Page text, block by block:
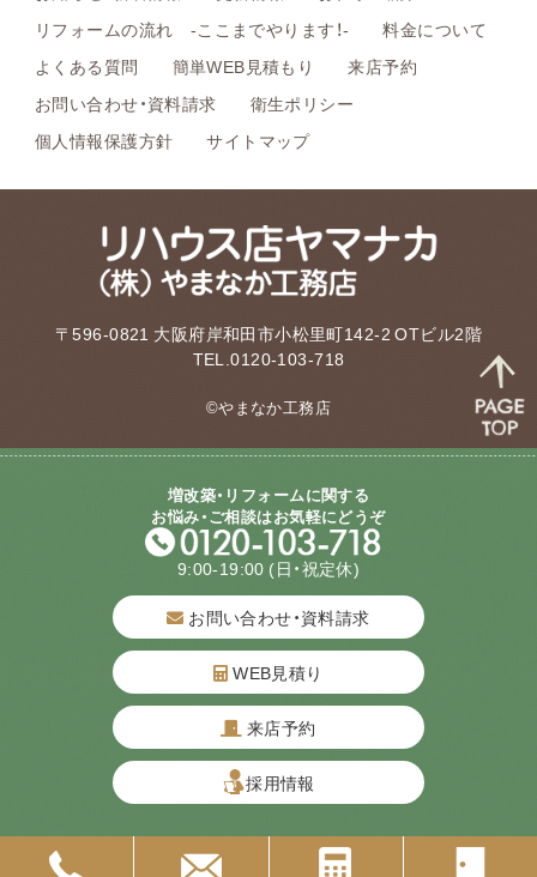
リフォームの流れ -ここまでやります！-
料金について
よくある質問
簡単WEB見積もり
来店予約
お問い合わせ・資料請求
衛生ポリシー
個人情報保護方針
サイトマップ
〒596-0821 大阪府岸和田市小松里町142-2 OTビル2階
TEL.0120-103-718
©やまなか工務店
増改築・リフォームに関する
お悩み・ご相談はお気軽にどうぞ
9:00-19:00 (日・祝定休)
お問い合わせ・資料請求
WEB見積り
来店予約
採用情報